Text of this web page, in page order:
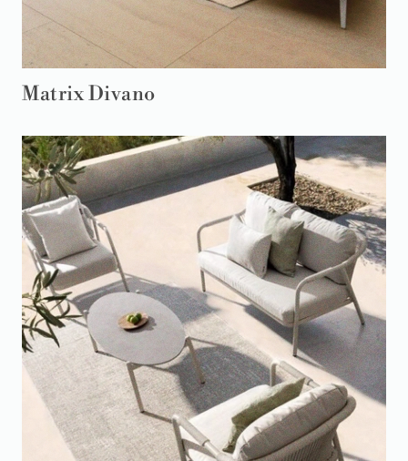
Matrix Divano